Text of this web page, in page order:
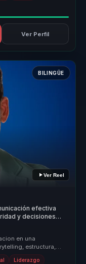
Ver Perfil
BILINGÜE
Ver Reel
efectiva
y decisiones
en una
estructura,
Liderazgo